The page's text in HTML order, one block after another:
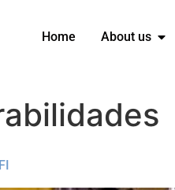
Home About us